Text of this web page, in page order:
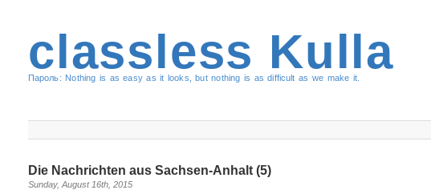
classless Kulla
Пароль: Nothing is as easy as it looks, but nothing is as difficult as we make it.
Die Nachrichten aus Sachsen-Anhalt (5)
Sunday, August 16th, 2015